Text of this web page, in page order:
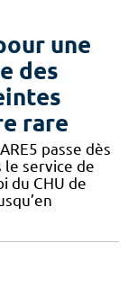
une
des
rare
passe dès
le service de
du CHU de